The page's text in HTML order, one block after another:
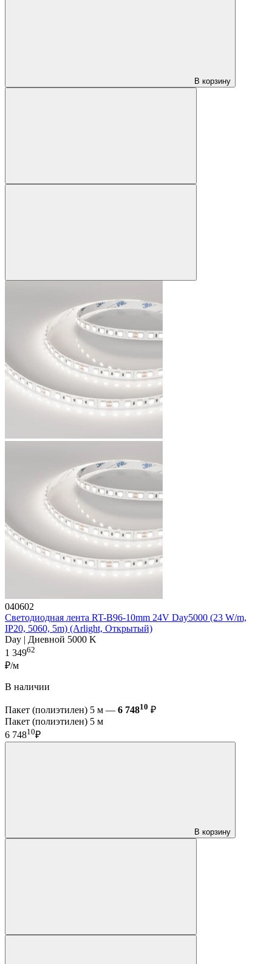
В корзину
040602
Светодиодная лента RT-B96-10mm 24V Day5000 (23 W/m,
IP20, 5060, 5m) (Arlight, Открытый)
Day | Дневной 5000 K
1 34962
₽/м
В наличии
Пакет (полиэтилен) 5 м — 6 74810 ₽
Пакет (полиэтилен) 5 м
6 74810₽
В корзину